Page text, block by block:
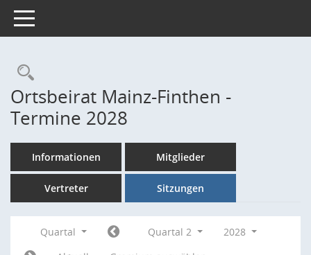
Toggle navigation
Rechercheauswahl
Ortsbeirat Mainz-Finthen -
Termine 2028
Informationen Mitglieder
Vertreter Sitzungen
Quartal Quartal 2
2028